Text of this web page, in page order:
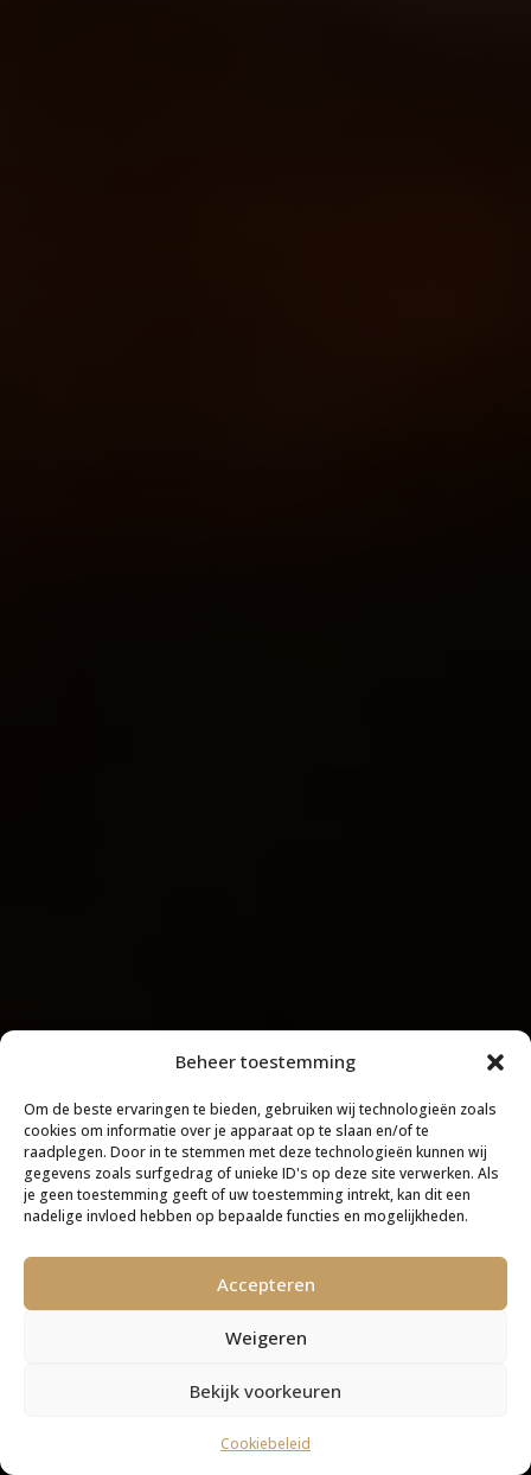
Beheer toestemming
Om de beste ervaringen te bieden, gebruiken wij technologieën zoals
cookies om informatie over je apparaat op te slaan en/of te
raadplegen. Door in te stemmen met deze technologieën kunnen wij
gegevens zoals surfgedrag of unieke ID's op deze site verwerken. Als
je geen toestemming geeft of uw toestemming intrekt, kan dit een
nadelige invloed hebben op bepaalde functies en mogelijkheden.
Accepteren
Weigeren
Bekijk voorkeuren
Cookiebeleid